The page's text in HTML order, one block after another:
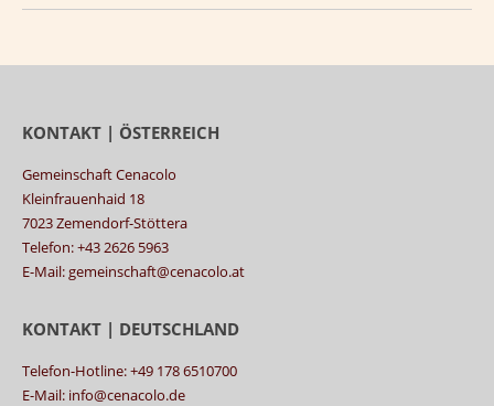
KONTAKT | ÖSTERREICH
Gemeinschaft Cenacolo
Kleinfrauenhaid 18
7023 Zemendorf-Stöttera
Telefon: +43 2626 5963
E-Mail: gemeinschaft@cenacolo.at
KONTAKT | DEUTSCHLAND
Telefon-Hotline: +49 178 6510700
E-Mail: info@cenacolo.de